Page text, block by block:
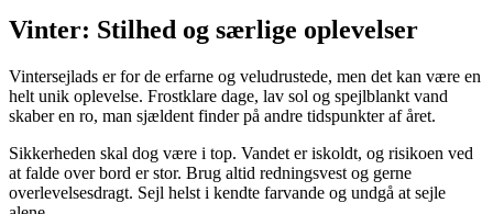
Vinter: Stilhed og særlige oplevelser
Vintersejlads er for de erfarne og veludrustede, men det kan være en
helt unik oplevelse. Frostklare dage, lav sol og spejlblankt vand
skaber en ro, man sjældent finder på andre tidspunkter af året.
Sikkerheden skal dog være i top. Vandet er iskoldt, og risikoen ved
at falde over bord er stor. Brug altid redningsvest og gerne
overlevelsesdragt. Sejl helst i kendte farvande og undgå at sejle